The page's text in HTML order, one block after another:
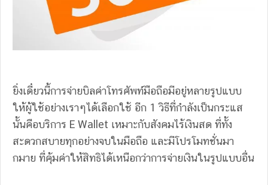
ยิ่งเดี๋ยวนี้การจ่ายบิลค่าโทรศัพท์มือถือมีอยู่หลายรูปแบบ
ให้ผู้ใช้อย่างเราๆได้เลือกใช้ อีก 1 วิธีที่กำลังเป็นกระแส
นั้นคือบริการ E Wallet เหมาะกับสังคมไร้เงินสด ที่ทั้ง
สะดวกสบายทุกอย่างจบในมือถือ และมีโปรโมทชั่นมา
กมาย ที่คุ้มค่าให้สิทธิได้เหนือกว่าการจ่ายเงินในรูปแบบอื่น